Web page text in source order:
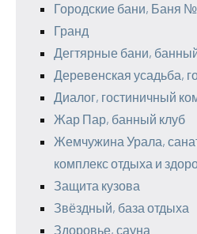
Городские бани, Баня
Гранд
Дегтярные бани,
Деревенская усадьба,
Диалог, гостиничный
Жар Пар, банный клуб
Жемчужина Урала,
комплекс отдыха и
Защита кузова
Звёздный, база отдыха
Здоровье, сауна